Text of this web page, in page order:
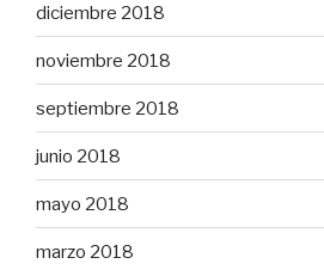
diciembre 2018
noviembre 2018
septiembre 2018
junio 2018
mayo 2018
marzo 2018